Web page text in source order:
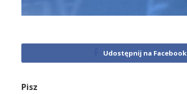
Udostępnij na Facebook
Pisz